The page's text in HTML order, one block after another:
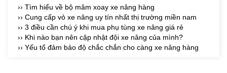
›› Tìm hiểu về bộ mâm xoay xe nâng hàng
›› Cung cấp vỏ xe nâng uy tín nhất thị trường miền nam
›› 3 điều cần chú ý khi mua phụ tùng xe nâng giá rẻ
›› Khi nào bạn nên cập nhật đội xe nâng của mình?
›› Yếu tố đảm bảo độ chắc chắn cho càng xe nâng hàng